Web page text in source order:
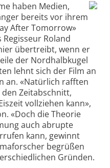
haben Medien,
bereits vor ihrem
After Tomorrow»
Roland
übertreibt, wenn er
der Nordhalbkugel
lehnt sich der Film an
an. «Natürlich rafften
Zeitabschnitt,
vollziehen kann»,
«Doch die Theorie
auch abrupte
kann, gewinnt
begrüßen
Gründen.